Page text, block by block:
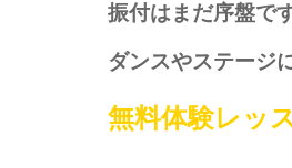
振付はまだ序盤で
ダンスやステージ
無料体験レッ